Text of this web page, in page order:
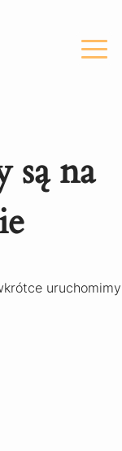
są na
uruchomimy